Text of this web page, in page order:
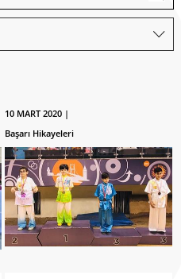
10 MART 2020 |
Başarı Hikayeleri